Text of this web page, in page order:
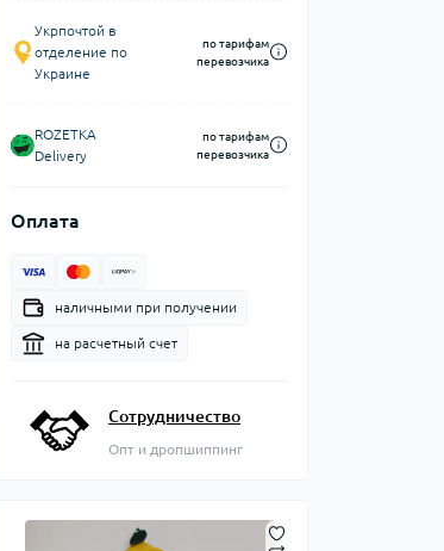
Укрпочтой в
отделение по
Украине
по тарифам
перевозчика
ROZETKA
Delivery
по тарифам
перевозчика
Оплата
наличными при получении
на расчетный счет
Сотрудничество
Опт и дропшиппинг